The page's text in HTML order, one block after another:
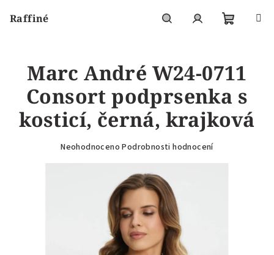
Raffiné
košík
Marc André W24-0711
Consort podprsenka s
kosticí, černá, krajková
Průměrné
Neohodnoceno Podrobnosti hodnocení